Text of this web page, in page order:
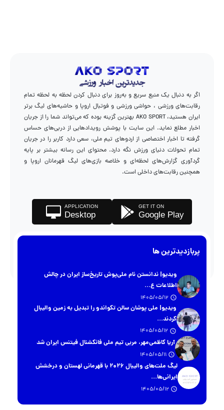
اگر به دنبال یک منبع سریع و به‌روز برای دنبال کردن لحظه به لحظه تمام
رقابت‌های ورزشی ، حواشی ورزشی و فوتبال اروپا و حاشیه‌های لیگ برتر
ایران هستید، AKO SPORT بهترین گزینه بوده که می‌تواند شما را از جریان
اخبار مطلع نماید. این سایت با پوشش رویدادهایی از دربی‌های حساس
گرفته تا اخبار اختصاصی از اردوهای تیم ملی، سعی دارد کاربر را در جریان
تمام تحولات دنیای ورزش نگه دارد. محتوای این رسانه بیشتر بر پایه
گردآوری گزارش‌های لحظه‌ای و خلاصه بازی‌های لیگ قهرمانان اروپا و
همچنین رقابت‌های داخلی است.
GET IT ON
Google Play
APPLICATION
Desktop
پربازدیدترین ها
ویدیو| ندانستن نام ملی‌پوش تاریخ‌ساز ایران در چالش
اطلاعات ع...
ویدیو| ملی پوشان سالن تکواندو را تبدیل به زمین والیبال
کردند...
آریا کاظمی‌مهر، مربی تیم ملی فانکشنال فیتنس ایران شد
لیگ ملت‌های والیبال ۲۰۲۶ با قهرمانی لهستان و درخشش
ایرانی‌ها...